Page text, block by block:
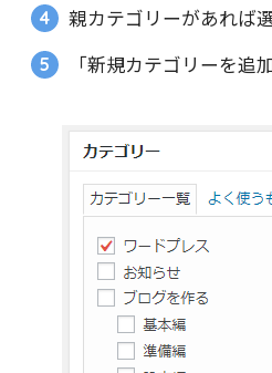
親カテゴリーがあれば選
「新規カテゴリーを追